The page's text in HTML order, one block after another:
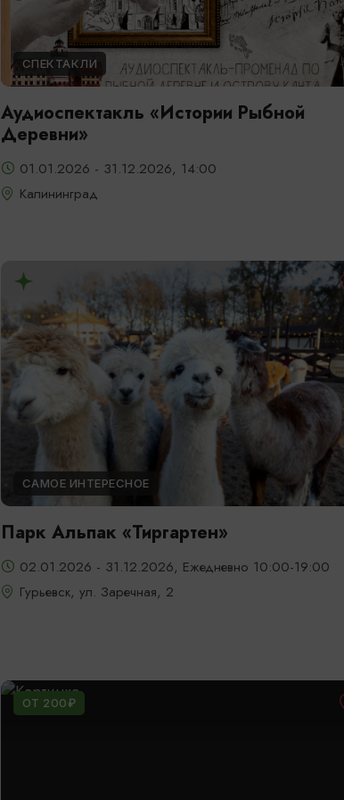
СПЕКТАКЛИ
Аудиоспектакль «Истории Рыбной
Деревни»
01.01.2026 - 31.12.2026, 14:00
Калининград
САМОЕ ИНТЕРЕСНОЕ
Парк Альпак «Тиргартен»
02.01.2026 - 31.12.2026, Ежедневно 10:00-19:00
Гурьевск, ул. Заречная, 2
ОТ 200₽